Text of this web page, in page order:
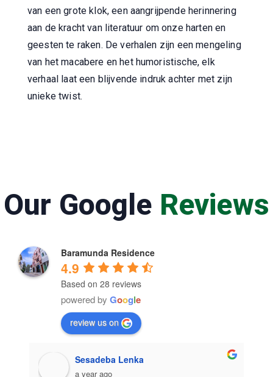
van een grote klok, een aangrijpende herinnering
aan de kracht van literatuur om onze harten en
geesten te raken. De verhalen zijn een mengeling
van het macabere en het humoristische, elk
verhaal laat een blijvende indruk achter met zijn
unieke twist.
Our Google Reviews
Baramunda Residence
4.9
Based on 28 reviews
powered by Google
review us on
Sesadeba Lenka
a year ago